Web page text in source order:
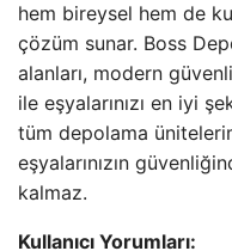
hem bireysel hem de
çözüm sunar. Boss
alanları, modern
ile eşyalarınızı en iyi
tüm depolama
eşyalarınızın
kalmaz.
Kullanıcı Yorumları: